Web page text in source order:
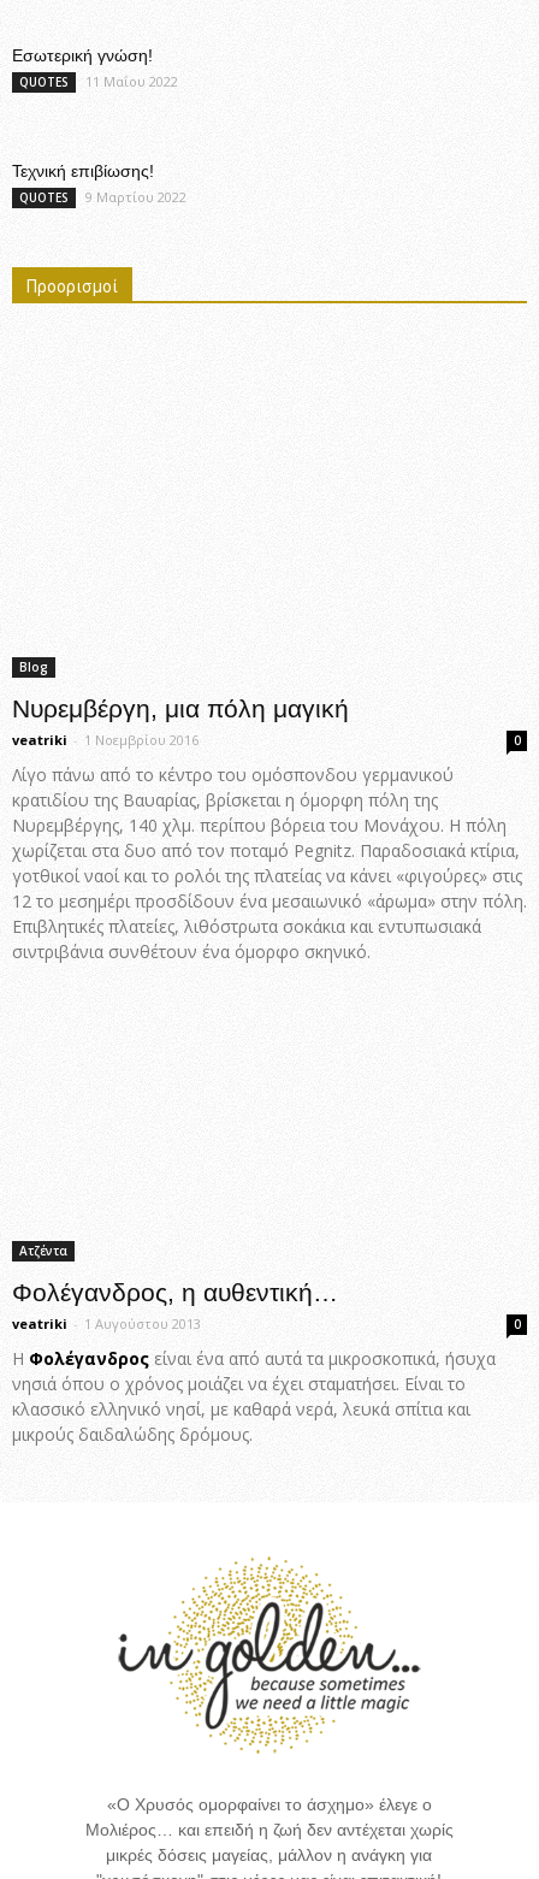
Εσωτερική γνώση!
QUOTES 11 Μαΐου 2022
Τεχνική επιβίωσης!
QUOTES 9 Μαρτίου 2022
Προορισμοί
Blog
Νυρεμβέργη, μια πόλη μαγική
veatriki - 1 Νοεμβρίου 2016 0
Λίγο πάνω από το κέντρο του ομόσπονδου γερμανικού
κρατιδίου της Βαυαρίας, βρίσκεται η όμορφη πόλη της
Νυρεμβέργης, 140 χλμ. περίπου βόρεια του Μονάχου. Η πόλη
χωρίζεται στα δυο από τον ποταμό Pegnitz. Παραδοσιακά κτίρια,
γοτθικοί ναοί και το ρολόι της πλατείας να κάνει «φιγούρες» στις
12 το μεσημέρι προσδίδουν ένα μεσαιωνικό «άρωμα» στην πόλη.
Επιβλητικές πλατείες, λιθόστρωτα σοκάκια και εντυπωσιακά
σιντριβάνια συνθέτουν ένα όμορφο σκηνικό.
Ατζέντα
Φολέγανδρος, η αυθεντική…
veatriki - 1 Αυγούστου 2013 0
Η Φολέγανδρος είναι ένα από αυτά τα μικροσκοπικά, ήσυχα
νησιά όπου ο χρόνος μοιάζει να έχει σταματήσει. Είναι το
κλασσικό ελληνικό νησί, με καθαρά νερά, λευκά σπίτια και
μικρούς δαιδαλώδης δρόμους.
«Ο Χρυσός ομορφαίνει το άσχημο» έλεγε ο
Μολιέρος… και επειδή η ζωή δεν αντέχεται χωρίς
μικρές δόσεις μαγείας, μάλλον η ανάγκη για